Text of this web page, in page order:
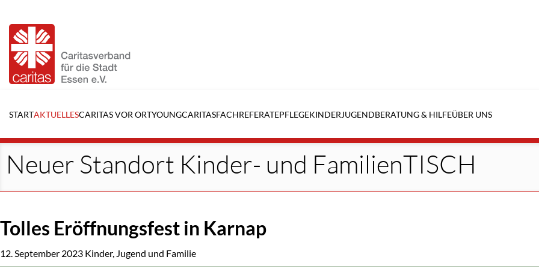
überspringen
STARTAKTUELLESCARITAS VOR ORTYOUNGCARITASFACHREFERATEPFLEGEKINDERJUGENDBERATUNG & HILFEÜBER UNS
Neuer Standort Kinder- und FamilienTISCH
Tolles Eröffnungsfest in Karnap
12. September 2023 Kinder, Jugend und Familie